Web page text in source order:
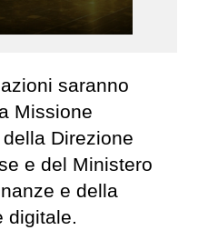
saranno
Missione
Direzione
e del Ministero
e della
digitale.